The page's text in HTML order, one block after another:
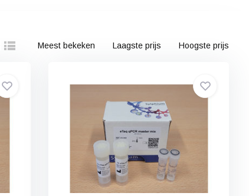
Meest bekeken Laagste prijs Hoogste prijs